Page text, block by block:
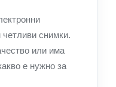
снимки.
или има
е нужно за